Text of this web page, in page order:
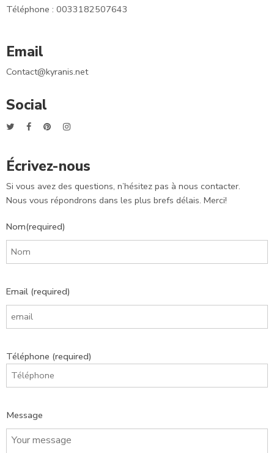
Téléphone : 0033182507643
Email
Contact@kyranis.net
Social
Écrivez-nous
Si vous avez des questions, n’hésitez pas à nous contacter.
Nous vous répondrons dans les plus brefs délais. Merci!
Nom(required)
Email (required)
Téléphone (required)
Message